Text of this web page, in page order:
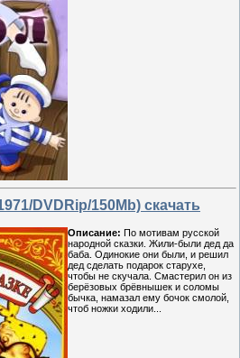
DVDRip/150Mb) скачать
Описание: По мотивам русской
народной сказки. Жили-были дед да
баба. Одинокие они были, и решил
дед сделать подарок старухе,
чтобы не скучала. Смастерил он из
берёзовых брёвнышек и соломы
бычка, намазал ему бочок смолой,
чтоб ножки ходили...